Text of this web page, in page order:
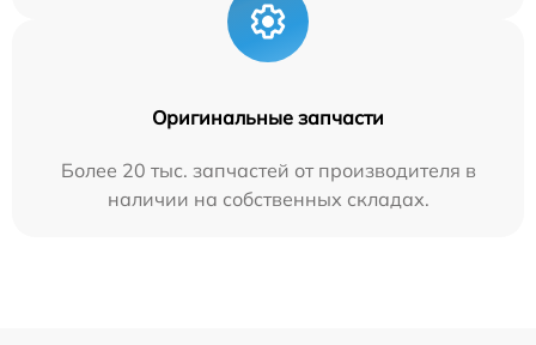
Оригинальные запчасти
Более 20 тыс. запчастей от производителя в
наличии на собственных складах.